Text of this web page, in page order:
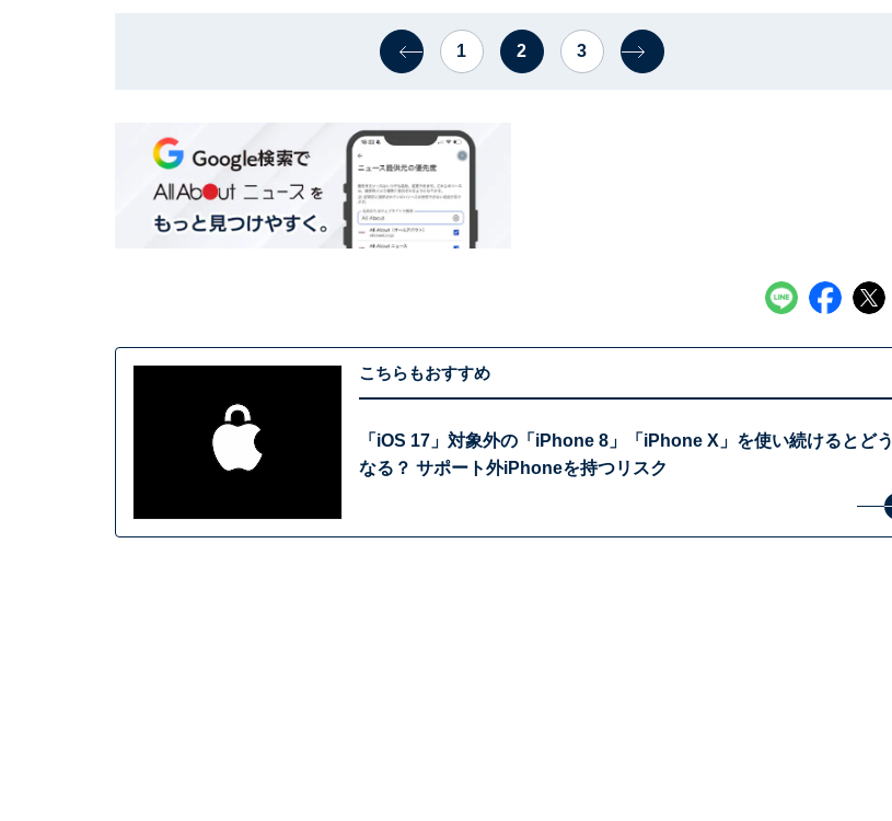
1 2 3
こちらもおすすめ
「iOS 17」対象外の「iPhone 8」「iPhone X」を使い続けるとどう
なる？ サポート外iPhoneを持つリスク